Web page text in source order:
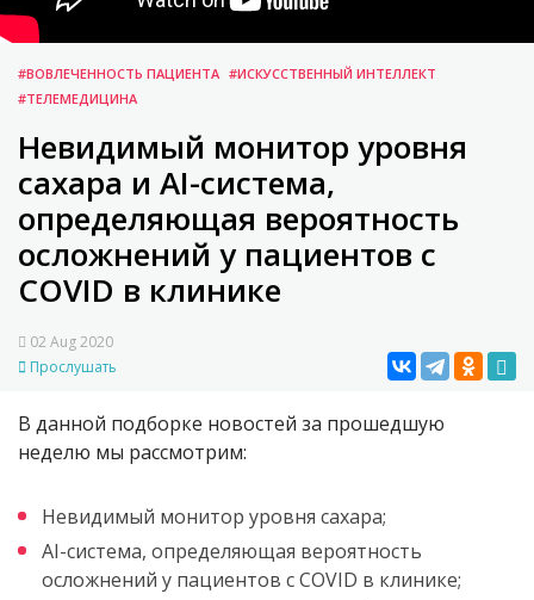
#ВОВЛЕЧЕННОСТЬ ПАЦИЕНТА #ИСКУССТВЕННЫЙ ИНТЕЛЛЕКТ
#ТЕЛЕМЕДИЦИНА
Невидимый монитор уровня
сахара и AI-система,
определяющая вероятность
осложнений у пациентов с
COVID в клинике
02 Aug 2020
Прослушать
В данной подборке новостей за прошедшую
неделю мы рассмотрим:
Невидимый монитор уровня сахара;
AI-система, определяющая вероятность
осложнений у пациентов с COVID в клинике;